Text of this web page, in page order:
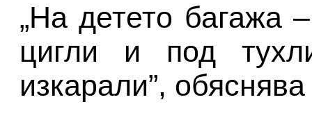
„На детето багажа
цигли и под
изкарали”,